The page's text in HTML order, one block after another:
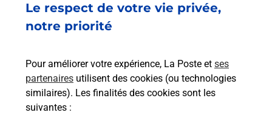
Le respect de votre vie privée,
notre priorité
Pour améliorer votre expérience, La Poste et ses
partenaires utilisent des cookies (ou technologies
similaires). Les finalités des cookies sont les
suivantes :
ZONE INDUSTRIELLE LA BARONNIE
73330 LE PONT DE BEAUVOISIN
Malin !